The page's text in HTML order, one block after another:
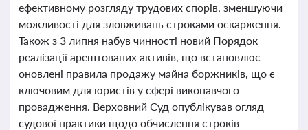
ефективному розгляду трудових спорів, зменшуючи
можливості для зловживань строками оскарження.
Також з 3 липня набув чинності новий Порядок
реалізації арештованих активів, що встановлює
оновлені правила продажу майна боржників, що є
ключовим для юристів у сфері виконавчого
провадження. Верховний Суд опублікував огляд
судової практики щодо обчислення строків